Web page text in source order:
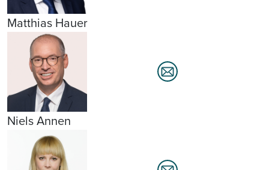
Matthias Hauer
Niels Annen